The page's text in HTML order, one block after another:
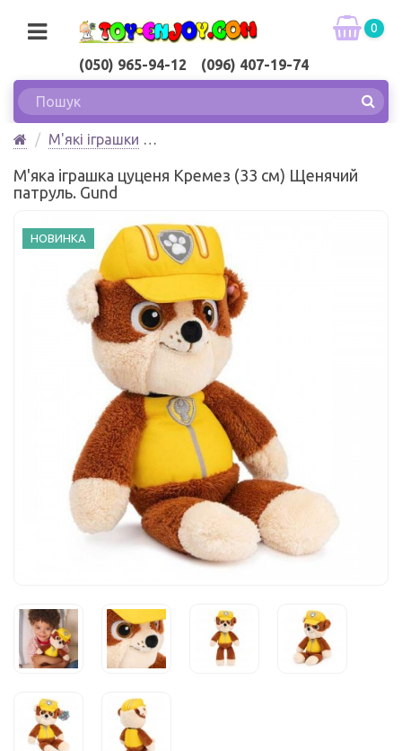
(050) 965-94-12 (096) 407-19-74
0
М'які іграшки
патруль. Gund
М'яка іграшка цуценя Кремез (33 см) Щенячий
патруль. Gund
НОВИНКА